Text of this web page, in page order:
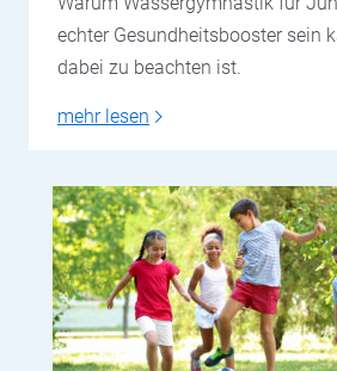
echter Gesundheitsbooster sein
dabei zu beachten ist.
mehr lesen